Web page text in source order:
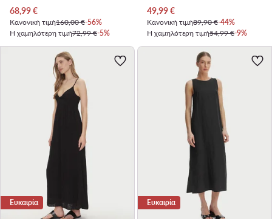
Τρέχουσα τιμή
68,99€
Κανονική τιμή160,00 €-56%
Η χαμηλότερη τιμή72,99 €-5%
Τρέχουσα τιμή
49,99€
Κανονική τιμή89,90 €-44%
Η χαμηλότερη τιμή54,99 €-9%
Ευκαιρία Ευκαιρία